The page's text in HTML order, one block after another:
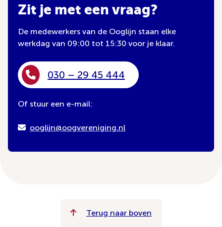
Zit je met een vraag?
De medewerkers van de Ooglijn staan elke
werkdag van 09:00 tot 15:30 voor je klaar.
030 – 29 45 444
Of stuur een e-mail:
ooglijn@oogvereniging.nl
Terug naar boven